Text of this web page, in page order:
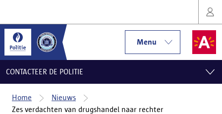
Menu
CONTACTEER DE POLITIE
Home
Nieuws
Zes verdachten van drugshandel naar rechter